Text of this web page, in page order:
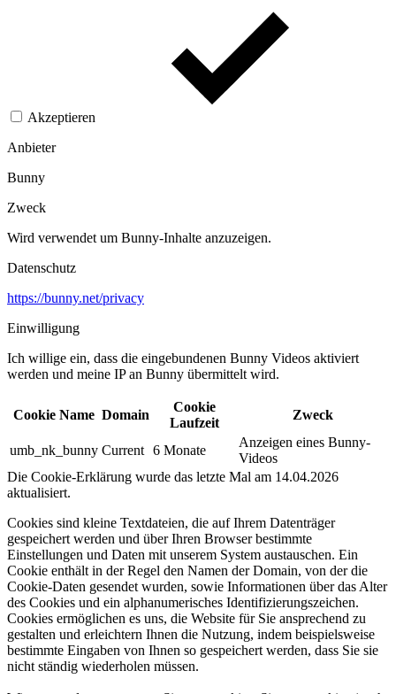
Akzeptieren
Anbieter
Bunny
Zweck
Wird verwendet um Bunny-Inhalte anzuzeigen.​
Datenschutz
https://bunny.net/privacy
Einwilligung
Ich willige ein, dass die eingebundenen Bunny Videos aktiviert
werden und meine IP an Bunny übermittelt wird.​
Cookie Name Domain
Cookie
Laufzeit
Zweck
umb_nk_bunny Current 6 Monate
Anzeigen eines Bunny-
Videos
Die Cookie-Erklärung wurde das letzte Mal am 14.04.2026
aktualisiert.
Cookies sind kleine Textdateien, die auf Ihrem Datenträger
gespeichert werden und über Ihren Browser bestimmte
Einstellungen und Daten mit unserem System austauschen. Ein
Cookie enthält in der Regel den Namen der Domain, von der die
Cookie-Daten gesendet wurden, sowie Informationen über das Alter
des Cookies und ein alphanumerisches Identifizierungszeichen.
Cookies ermöglichen es uns, die Website für Sie ansprechend zu
gestalten und erleichtern Ihnen die Nutzung, indem beispielsweise
bestimmte Eingaben von Ihnen so gespeichert werden, dass Sie sie
nicht ständig wiederholen müssen.​